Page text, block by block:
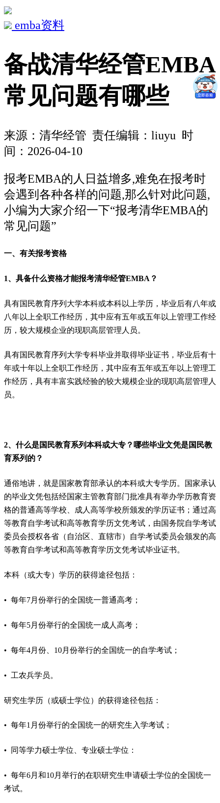
emba资料
备战清华经管EMBA
常见问题有哪些
来源： 清华经管 责任编辑：liuyu 时
间：2026-04-10
报考EMBA的人日益增多,难免在报考时
会遇到各种各样的问题,那么针对此问题,
小编为大家介绍一下“报考清华EMBA的
常见问题”
一、有关报考资格
1、具备什么资格才能报考清华经管EMBA？
具有国民教育序列大学本科或本科以上学历，毕业后有八年或
八年以上全职工作经历，其中应有五年或五年以上管理工作经
历，较大规模企业的现职高层管理人员。
具有国民教育序列大学专科毕业并取得毕业证书，毕业后有十
年或十年以上全职工作经历，其中应有五年或五年以上管理工
作经历，具有丰富实践经验的较大规模企业的现职高层管理人
员。
2、什么是国民教育系列本科或大专？哪些毕业文凭是国民教
育系列的？
通俗地讲，就是国家教育部承认的本科或大专学历。国家承认
的毕业文凭包括经国家主管教育部门批准具有举办学历教育资
格的普通高等学校、成人高等学校所颁发的学历证书；通过高
等教育自学考试和高等教育学历文凭考试，由国务院自学考试
委员会授权各省（自治区、直辖市）自学考试委员会颁发的高
等教育自学考试和高等教育学历文凭考试毕业证书。
本科（或大专）学历的获得途径包括：
• 每年7月份举行的全国统一普通高考；
• 每年5月份举行的全国统一成人高考；
• 每年4月份、10月份举行的全国统一的自学考试；
• 工农兵学员。
研究生学历（或硕士学位）的获得途径包括：
• 每年1月份举行的全国统一的研究生入学考试；
• 同等学力硕士学位、专业硕士学位：
• 每年6月和10月举行的在职研究生申请硕士学位的全国统一
考试。